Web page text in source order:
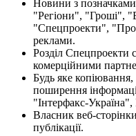
Новини з
"Регіони", "Гроші",
"Спецпроекти",
реклами.
Розділ Спецпроекти
комерційними
Будь яке
поширення
"Інтерфакс-
Власник веб-
публікації.